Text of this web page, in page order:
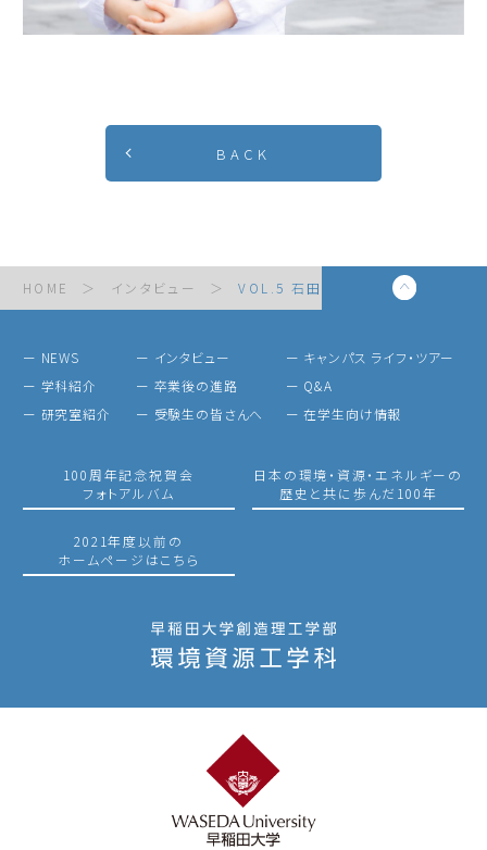
BACK
HOME ＞ インタビュー ＞ VOL.5 石田 紗菜さん
ー NEWS ー インタビュー
ー キャンパス ライフ・ツアー
ー 学科紹介
ー 卒業後の進路
ー Q&A
ー 研究室紹介
ー 受験生の皆さんへ ー 在学生向け情報
100周年記念祝賀会
フォトアルバム
日本の環境・資源・エネルギーの
歴史と共に歩んだ100年
2021年度以前の
ホームページはこちら